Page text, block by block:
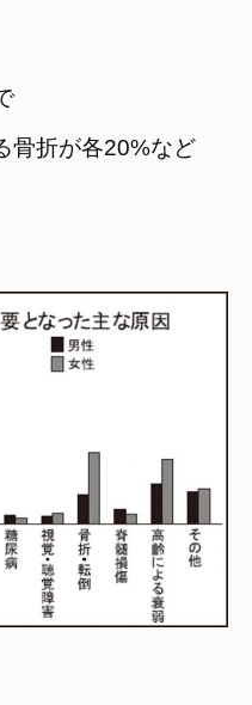
骨折が各20%など